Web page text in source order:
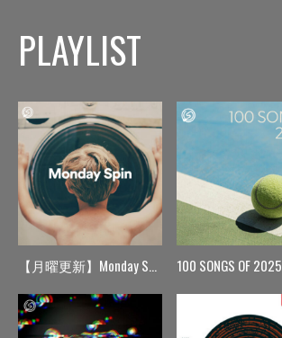
PLAYLIST
【月曜更新】Monday Spin 100 SONGS OF 2025